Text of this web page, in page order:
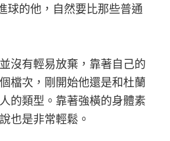
球的他，自然要比那些普通
沒有輕易放棄，靠著自己的
檔次，剛開始他還是和杜蘭
的類型。靠著強橫的身體素
也是非常輕鬆。